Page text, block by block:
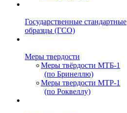
Государственные стандартные
образцы (ГСО)
Меры твердости
Меры твёрдости МТБ-1
(по Бринеллю)
Меры твердости МТР-1
(по Роквеллу)